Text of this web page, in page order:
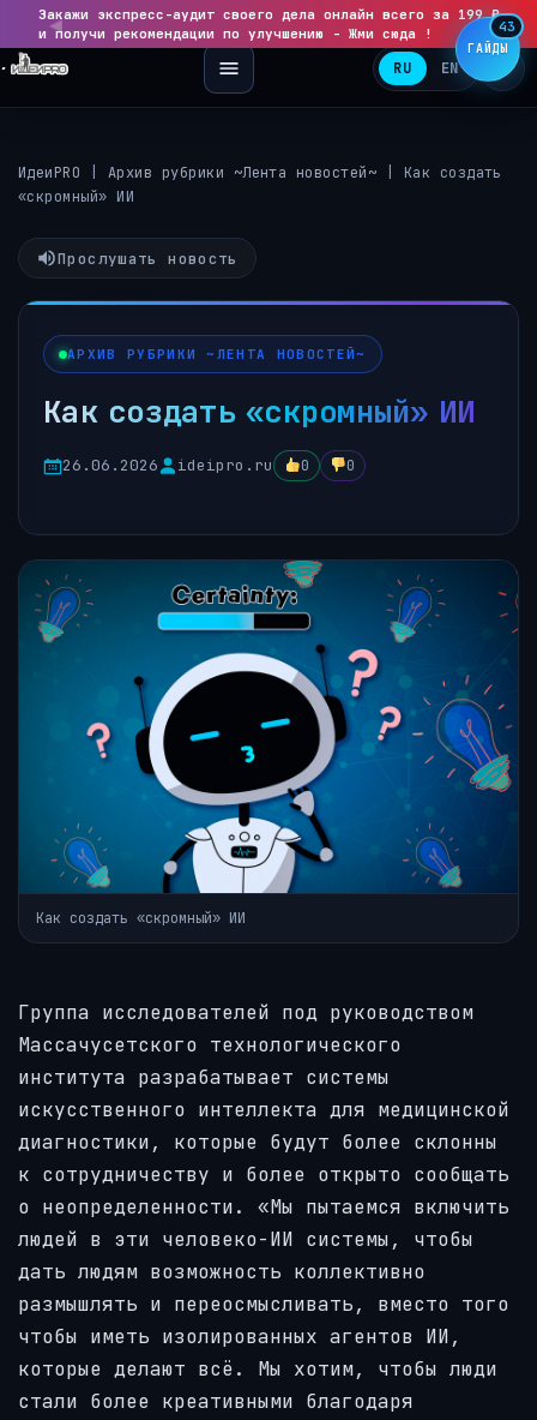
◀
Закажи экспресс-аудит своего дела онлайн всего за 199 ₽
и получи рекомендации по улучшению - Жми сюда !
▶
RU EN
ИдеиPRO Архив рубрики ~Лента новостей~
Как создать
«скромный» ИИ
Прослушать новость
АРХИВ РУБРИКИ ~ЛЕНТА НОВОСТЕЙ~
Как создать «скромный» ИИ
26.06.2026 ideipro.ru 0 0
Как создать «скромный» ИИ
Группа исследователей под руководством
Массачусетского технологического
института разрабатывает системы
искусственного интеллекта для медицинской
диагностики, которые будут более склонны
к сотрудничеству и более открыто сообщать
о неопределенности.
«Мы пытаемся включить
людей в эти человеко-ИИ системы, чтобы
дать людям возможность коллективно
размышлять и переосмысливать, вместо того
чтобы иметь изолированных агентов ИИ,
которые делают всё. Мы хотим, чтобы люди
стали более креативными благодаря
ГАЙДЫ
43